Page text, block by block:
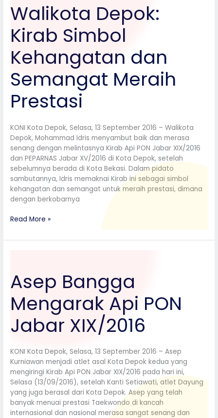
Walikota Depok:
Kirab Simbol
Kehangatan dan
Semangat Meraih
Prestasi
KONI Kota Depok, Selasa, 13 September 2016 – Walikota
Depok, Mohammad Idris menyambut baik dan merasa
senang dengan melintasnya Kirab Api PON Jabar XIX/2016
dan PEPARNAS Jabar XV/2016 di Kota Depok, setelah
sebelumnya berada di Kota Bekasi. Dalam pidato
sambutannya, Idris memaknai Kirab ini sebagai simbol
kehangatan dan semangat untuk meraih prestasi, dimana
dengan berkobarnya
Kirab
Simbol
Kehangatan
dan
Semangat
Meraih
Read More »
Asep Bangga
Mengarak Api PON
Jabar XIX/2016
KONI Kota Depok, Selasa, 13 September 2016 – Asep
Kurniawan menjadi atlet asal Kota Depok kedua yang
mengiringi Kirab Api PON Jabar XIX/2016 pada hari ini,
Selasa (13/09/2016), setelah Kanti Setiawati, atlet Dayung
yang juga berasal dari Kota Depok. Asep yang telah
banyak menuai prestasi Taekwondo di kancah
internasional dan nasional merasa sangat senang dan
Mengarak
Api
PON
Jabar
XIX/2016